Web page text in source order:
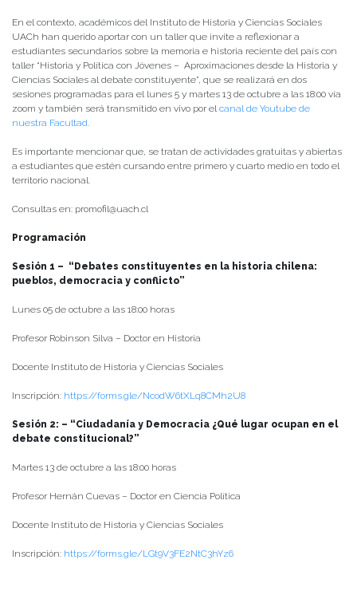
En el contexto, académicos del Instituto de Historia y Ciencias Sociales
UACh han querido aportar con un taller que invite a reflexionar a
estudiantes secundarios sobre la memoria e historia reciente del país con
taller “Historia y Política con Jóvenes – Aproximaciones desde la Historia y
Ciencias Sociales al debate constituyente”, que se realizará en dos
sesiones programadas para el lunes 5 y martes 13 de octubre a las 18:00 vía
zoom y también será transmitido en vivo por elcanal de Youtube de
nuestra Facultad.
Es importante mencionar que, se tratan de actividades gratuitas y abiertas
a estudiantes que estén cursando entre primero y cuarto medio en todo el
territorio nacional.
Consultas en: promofil@uach.cl
Programación
Sesión 1 – “Debates constituyentes en la historia chilena:
pueblos, democracia y conflicto”
Lunes 05 de octubre a las 18:00 horas
Profesor Robinson Silva – Doctor en Historia
Docente Instituto de Historia y Ciencias Sociales
Inscripción: https://forms.gle/NcodW6tXLq8CMh2U8
Sesión 2: – “Ciudadanía y Democracia ¿Qué lugar ocupan en el
debate constitucional?”
Martes 13 de octubre a las 18:00 horas
Profesor Hernán Cuevas – Doctor en Ciencia Política
Docente Instituto de Historia y Ciencias Sociales
Inscripción: https://forms.gle/LGt9V3FE2NtC3hYz6